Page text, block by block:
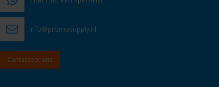
info@promosupply.nl
Contacteer ons